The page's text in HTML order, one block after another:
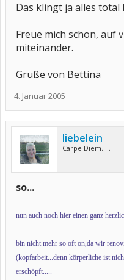
Das klingt ja alles total
Freue mich schon, auf
miteinander.
Grüße von Bettina
4. Januar 2005
liebelein
Carpe Diem.....
so...
nun auch noch hier einen ganz
bin nicht mehr so oft on,da wir
(kopfarbeit...denn körperliche ist
erschöpft.....